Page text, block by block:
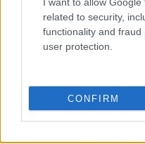
related to security,
functionality and
user protection.
CONFIRM